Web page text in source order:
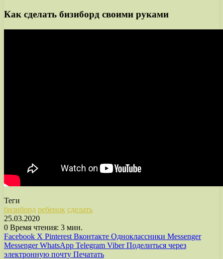
Как сделать бизиборд своими руками
Теги
бизиборд ребенок сделать
25.03.2020
0 Время чтения: 3 мин.
Facebook X Pinterest Вконтакте Одноклассники Messenger
Messenger WhatsApp Telegram Viber Поделиться через
электронную почту Печатать